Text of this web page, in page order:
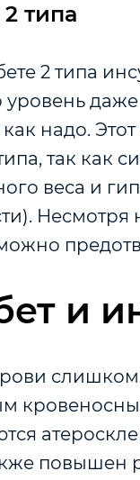
типа
2 типа
уровень
как надо.
так как
веса и
и
повышен